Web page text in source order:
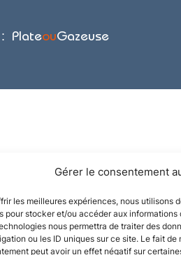
Gérer le consentement
les meilleures expériences, nous utilisons
pour stocker et/ou accéder aux informations
nous permettra de traiter des
ou les ID uniques sur ce site. Le fait
peut avoir un effet négatif sur
PlateouGazeuse